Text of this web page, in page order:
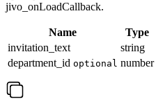
jivo_onLoadCallback.
Name Type
invitation_text
string
department_id optional number